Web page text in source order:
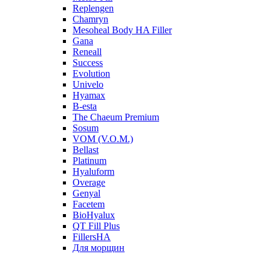
Replengen
Chamryn
Mesoheal Body HA Filler
Gana
Reneall
Success
Evolution
Univelo
Hyamax
B-esta
The Chaeum Premium
Sosum
VOM (V.O.M.)
Bellast
Platinum
Hyaluform
Overage
Genyal
Facetem
BioHyalux
QT Fill Plus
FillersHA
Для морщин